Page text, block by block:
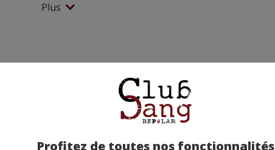
Profitez de toutes nos fonctionnalités
Plus